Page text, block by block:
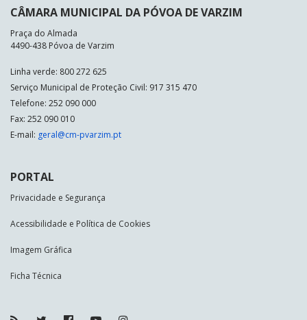
CÂMARA MUNICIPAL DA PÓVOA DE VARZIM
Praça do Almada
4490-438 Póvoa de Varzim
Linha verde: 800 272 625
Serviço Municipal de Proteção Civil: 917 315 470
Telefone: 252 090 000
Fax: 252 090 010
E-mail: geral@cm-pvarzim.pt
PORTAL
Privacidade e Segurança
Acessibilidade e Política de Cookies
Imagem Gráfica
Ficha Técnica